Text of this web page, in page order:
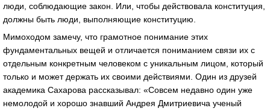
люди, соблюдающие закон. Или, чтобы действовала конституция,
должны быть люди, выполняющие конституцию.
Мимоходом замечу, что грамотное понимание этих
фундаментальных вещей и отличается пониманием связи их с
отдельным конкретным человеком с уникальным лицом, который
только и может держать их своими действиями. Один из друзей
академика Сахарова рассказывал: «Совсем недавно один уже
немолодой и хорошо знавший Андрея Дмитриевича ученый